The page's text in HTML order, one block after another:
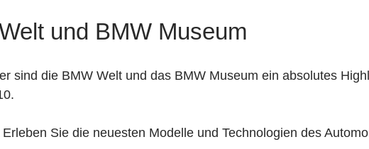
und BMW Museum
sind die BMW Welt und das BMW Museum ein absolutes
Sie die neuesten Modelle und Technologien des